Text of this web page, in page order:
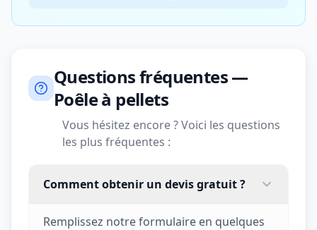
Questions fréquentes —
Poêle à pellets
Vous hésitez encore ? Voici les questions
les plus fréquentes :
Comment obtenir un devis gratuit ?
Remplissez notre formulaire en quelques